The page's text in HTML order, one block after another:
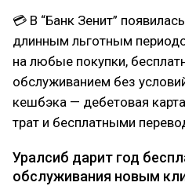
💳 В “Банк Зенит”
длинным льготным
на любые покупки,
обслуживанием без
кешбэка — дебетовая
трат и бесплатными
Уралсиб дарит год
обслуживания новым